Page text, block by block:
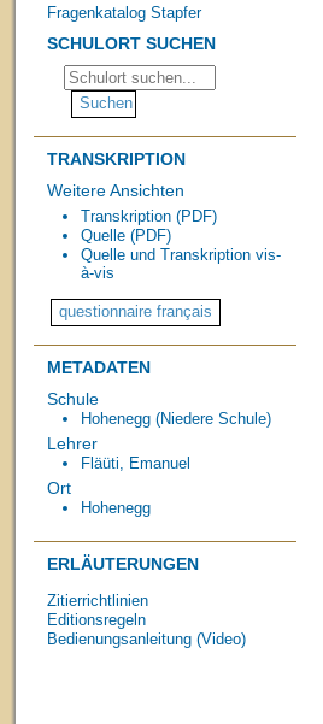
Fragenkatalog Stapfer
SCHULORT SUCHEN
TRANSKRIPTION
Weitere Ansichten
Transkription (PDF)
Quelle (PDF)
Quelle und Transkription vis-
à-vis
METADATEN
Schule
Hohenegg (Niedere Schule)
Lehrer
Fläüti, Emanuel
Ort
Hohenegg
ERLÄUTERUNGEN
Zitierrichtlinien
Editionsregeln
Bedienungsanleitung (Video)